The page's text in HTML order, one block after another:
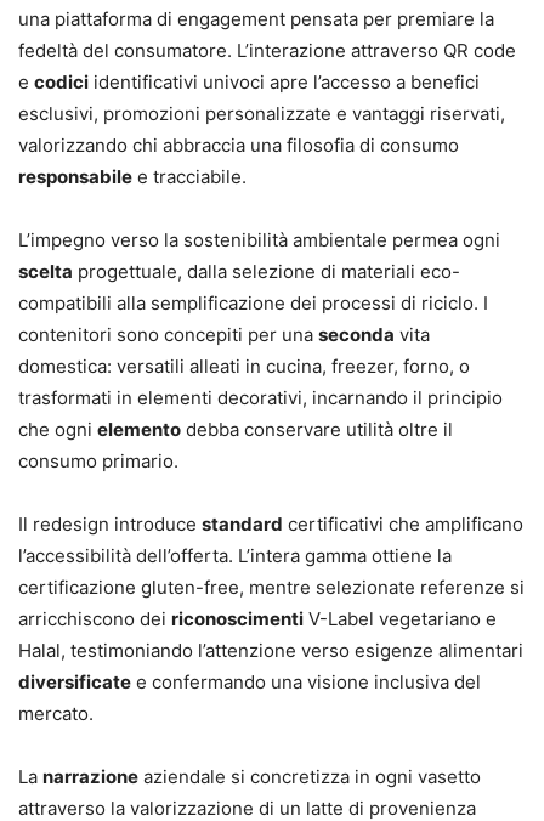
una piattaforma di engagement pensata per premiare la
fedeltà del consumatore. L’interazione attraverso QR code
e codici identificativi univoci apre l’accesso a benefici
esclusivi, promozioni personalizzate e vantaggi riservati,
valorizzando chi abbraccia una filosofia di consumo
responsabile e tracciabile.
L’impegno verso la sostenibilità ambientale permea ogni
scelta progettuale, dalla selezione di materiali eco-
compatibili alla semplificazione dei processi di riciclo. I
contenitori sono concepiti per una seconda vita
domestica: versatili alleati in cucina, freezer, forno, o
trasformati in elementi decorativi, incarnando il principio
che ogni elemento debba conservare utilità oltre il
consumo primario.
Il redesign introduce standard certificativi che amplificano
l’accessibilità dell’offerta. L’intera gamma ottiene la
certificazione gluten-free, mentre selezionate referenze si
arricchiscono dei riconoscimenti V-Label vegetariano e
Halal, testimoniando l’attenzione verso esigenze alimentari
diversificate e confermando una visione inclusiva del
mercato.
La narrazione aziendale si concretizza in ogni vasetto
attraverso la valorizzazione di un latte di provenienza